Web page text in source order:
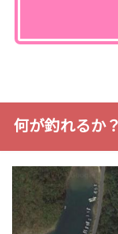
何が釣れるか？